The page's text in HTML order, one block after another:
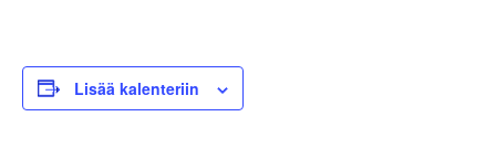
Lisää kalenteriin